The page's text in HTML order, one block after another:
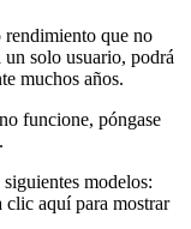
que no
solo usuario, podrá
muchos años.
funcione, póngase
modelos:
clic aquí para mostrar